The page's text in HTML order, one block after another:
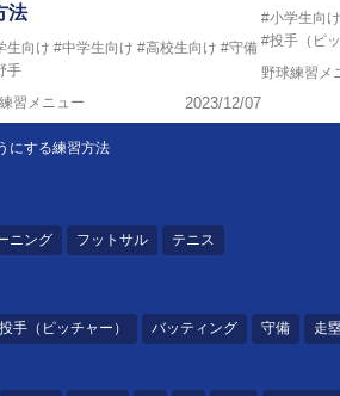
法
生向け #中学生向け #高校生向け #守備
手
習メニュー
2023/12/07
#小学生向け
#投手（ピッ
野球練習メ
にする練習方法
ニング フットサル テニス
投手（ピッチャー） バッティング 守備 走塁